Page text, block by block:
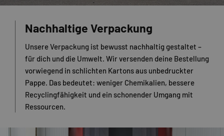
Nachhaltige Verpackung
Unsere Verpackung ist bewusst nachhaltig gestaltet –
für dich und die Umwelt. Wir versenden deine Bestellung
vorwiegend in schlichten Kartons aus unbedruckter
Pappe. Das bedeutet: weniger Chemikalien, bessere
Recyclingfähigkeit und ein schonender Umgang mit
Ressourcen.